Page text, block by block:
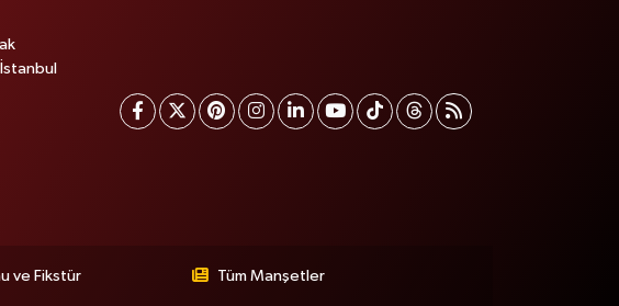
ve Fikstür Tüm Manşetler